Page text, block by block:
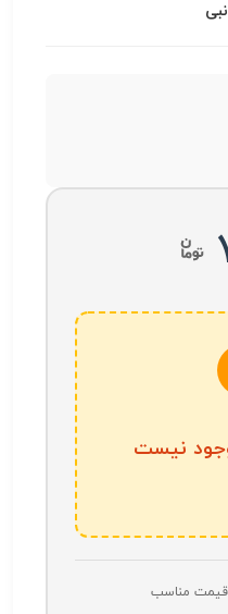
نیست
قیمت مناسب